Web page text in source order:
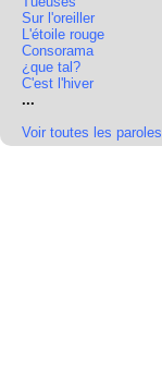
Sur l'oreiller
L'étoile rouge
Consorama
¿que tal?
C'est l'hiver
...
Voir toutes les paroles